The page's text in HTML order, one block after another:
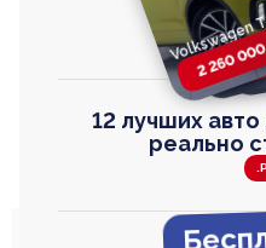
2 260
Toyota
2
12 лучших
реально